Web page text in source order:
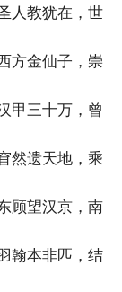
人教犹在，世
方金仙子，崇
甲三十万，曾
然遗天地，乘
顾望汉京，南
翰本非匹，结